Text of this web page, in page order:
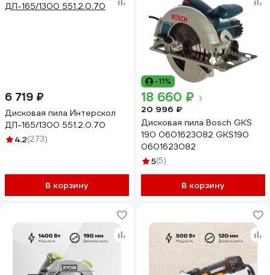
6 719 ₽
Дисковая пила Интерскол
ДП-165/1300 551.2.0.70
4.2(273)
В корзину
-11%
18 660 ₽
20 996 ₽
Дисковая пила Bosch GKS
190 0601623082 GKS190
0601623082
5(5)
В корзину